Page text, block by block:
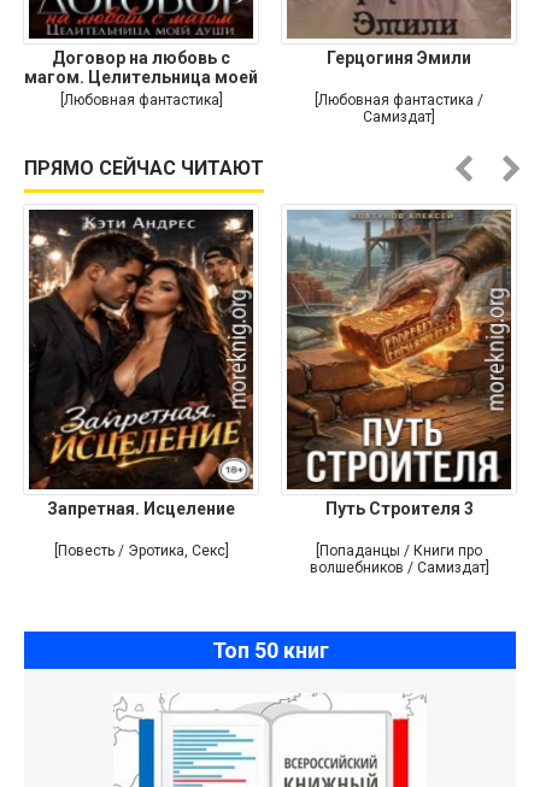
Договор на любовь с
магом. Целительница моей
души
[Любовная фантастика]
Герцогиня Эмили
[Любовная фантастика /
Самиздат]
ПРЯМО СЕЙЧАС ЧИТАЮТ
Запретная. Исцеление
[Повесть / Эротика, Секс]
Путь Строителя 3
[Попаданцы / Книги про
волшебников / Самиздат]
Топ 50 книг